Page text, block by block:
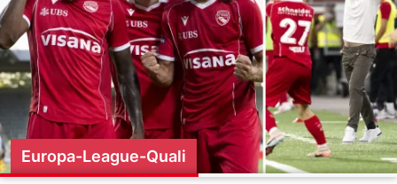
Europa-League-Quali